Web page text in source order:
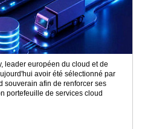
leader européen du cloud et de
avoir été sélectionné par
souverain afin de renforcer ses
portefeuille de services cloud